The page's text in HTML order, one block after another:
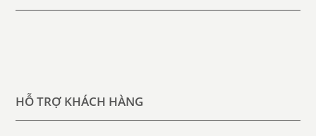
HỖ TRỢ KHÁCH HÀNG